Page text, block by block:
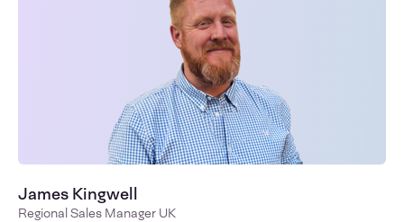
James Kingwell
Regional Sales Manager UK